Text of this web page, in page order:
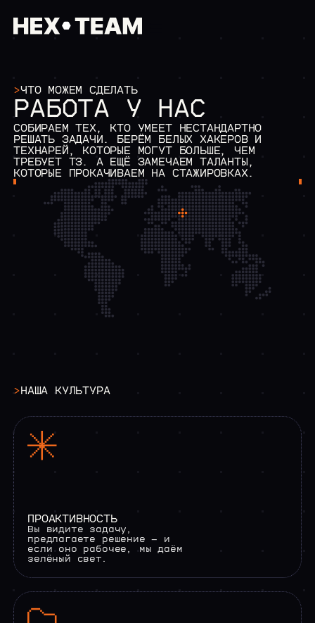
/01 ГЛАВНАЯ
/02 КОМПАНИЯ
>О НАС
> ОБРАЗОВАТЕЛЬНАЯ МИССИЯ
/03 УСЛУГИ
ИНФОРМАЦИОННАЯ
> АНАЛИЗ ЗАЩИЩЕННОСТИ
>ТЕСТ НА
>НАГРУЗОЧНОЕ
>АНАЛИЗ ИСХОДНОГО
>РЕВЕРС-ИНЖИНИРИНГ
ЗАКАЗНАЯ РАЗРАБОТКА
>РАЗРАБОТКА
>ANDROID РАЗРАБОТКА
>
РАЗРАБОТКИ В СФЕРЕ
EMBEDDED РАЗРАБОТКА
>ЧТО МОЖЕМ СДЕЛАТЬ
РАБОТА У НАС
СОБИРАЕМ ТЕХ, КТО УМЕЕТ НЕСТАНДАРТНО
РЕШАТЬ ЗАДАЧИ. БЕРЁМ БЕЛЫХ ХАКЕРОВ И
ТЕХНАРЕЙ, КОТОРЫЕ МОГУТ БОЛЬШЕ, ЧЕМ
ТРЕБУЕТ ТЗ. А ЕЩЁ ЗАМЕЧАЕМ ТАЛАНТЫ,
КОТОРЫЕ ПРОКАЧИВАЕМ НА СТАЖИРОВКАХ.
>НАША КУЛЬТУРА
ПРОАКТИВНОСТЬ
Вы видите задачу,
предлагаете решение — и
если оно рабочее, мы даём
зелёный свет.